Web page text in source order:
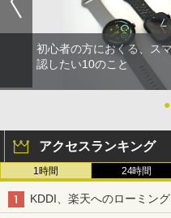
初心者の方におくる、ス
認したい10のこと
●
アクセスランキング
1時間 24時間
KDDI、楽天へのローミン